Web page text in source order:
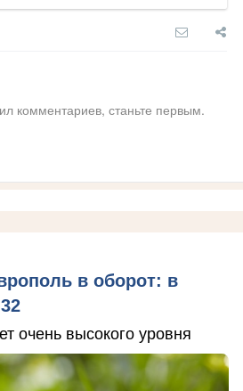
комментариев, станьте первым.
в оборот: в
очень высокого уровня